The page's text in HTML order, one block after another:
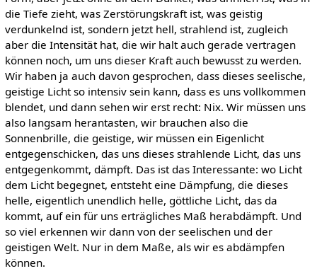
die Tiefe zieht, was Zerstörungskraft ist, was geistig
verdunkelnd ist, sondern jetzt hell, strahlend ist, zugleich
aber die Intensität hat, die wir halt auch gerade vertragen
können noch, um uns dieser Kraft auch bewusst zu werden.
Wir haben ja auch davon gesprochen, dass dieses seelische,
geistige Licht so intensiv sein kann, dass es uns vollkommen
blendet, und dann sehen wir erst recht: Nix. Wir müssen uns
also langsam herantasten, wir brauchen also die
Sonnenbrille, die geistige, wir müssen ein Eigenlicht
entgegenschicken, das uns dieses strahlende Licht, das uns
entgegenkommt, dämpft. Das ist das Interessante: wo Licht
dem Licht begegnet, entsteht eine Dämpfung, die dieses
helle, eigentlich unendlich helle, göttliche Licht, das da
kommt, auf ein für uns erträgliches Maß herabdämpft. Und
so viel erkennen wir dann von der seelischen und der
geistigen Welt. Nur in dem Maße, als wir es abdämpfen
können.